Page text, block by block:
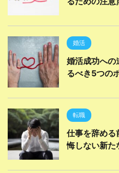
婚活
婚活成功へ
るべき5つの
転職
仕事を辞め
悔しない新た